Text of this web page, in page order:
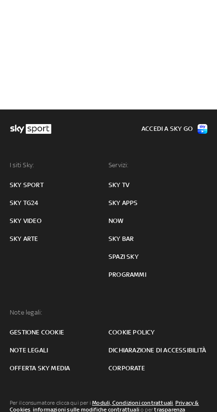
I siti Sky:
SKY SPORT
SKY TG24
SKY VIDEO
SKY ARTE
Servizi:
SKY TV
SKY APPS
NOW
SKY BAR
SPAZI SKY
PROGRAMMI
Note legali:
GESTIONE COOKIE COOKIE POLICY
NOTE LEGALI DICHIARAZIONE DI ACCESSIBILITÀ
OFFERTA SKY MEDIA CORPORATE
ACCEDI A SKY GO
Per il consumatore clicca qui per iModuli, Condizioni contrattuali Privacy &
Cookies informazioni sulle modifiche contrattuali o pertrasparenza